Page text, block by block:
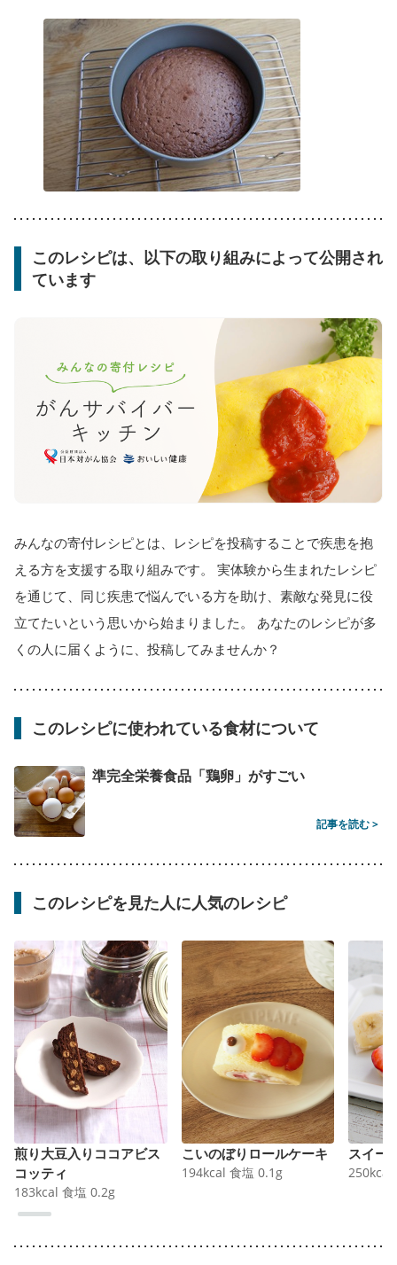
このレシピは、以下の取り組みによって公開され
ています
みんなの寄付レシピとは、レシピを投稿することで疾患を抱
える方を支援する取り組みです。 実体験から生まれたレシピ
を通じて、同じ疾患で悩んでいる方を助け、素敵な発見に役
立てたいという思いから始まりました。 あなたのレシピが多
くの人に届くように、投稿してみませんか？
このレシピに使われている食材について
準完全栄養食品「鶏卵」がすごい
記事を読む >
このレシピを見た人に人気のレシピ
煎り大豆入りココアビス
コッティ
183kcal 食塩 0.2g
こいのぼりロールケーキ
194kcal 食塩 0.1g
スイー
250kcal